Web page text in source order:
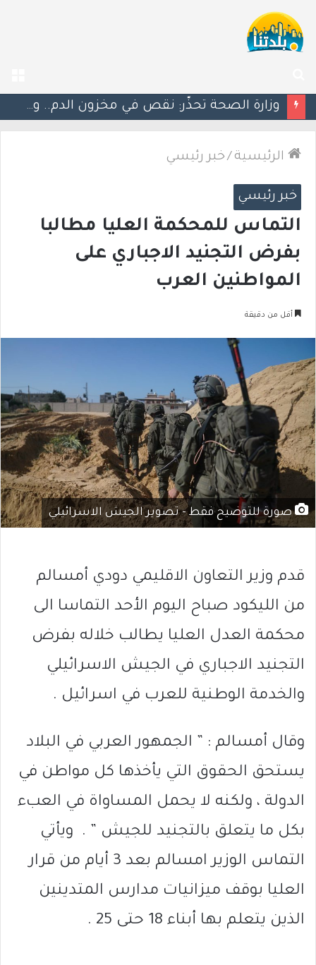
عن
خلافات حول القائمة المشتركة.. العربية للتغيير ترفض قرار “الوفاق” ودعوات لإحياء القائمة الرباعية
الرئيسية /خبر رئيسي
خبر رئيسي
التماس للمحكمة العليا مطالبا
بفرض التجنيد الاجباري على
المواطنين العرب
أقل من دقيقة
صورة للتوضيح فقط - تصوير الجيش الاسرائيلي
قدم وزير التعاون الاقليمي دودي أمسالم
من الليكود صباح اليوم الأحد التماسا الى
محكمة العدل العليا يطالب خلاله بفرض
التجنيد الاجباري في الجيش الاسرائيلي
والخدمة الوطنية للعرب في اسرائيل .
وقال أمسالم : ” الجمهور العربي في البلاد
يستحق الحقوق التي يأخذها كل مواطن في
الدولة ، ولكنه لا يحمل المساواة في العبء
بكل ما يتعلق بالتجنيد للجيش ” . ويأتي
التماس الوزير امسالم بعد 3 أيام من قرار
العليا بوقف ميزانيات مدارس المتدينين
الذين يتعلم بها أبناء 18 حتى 25 .